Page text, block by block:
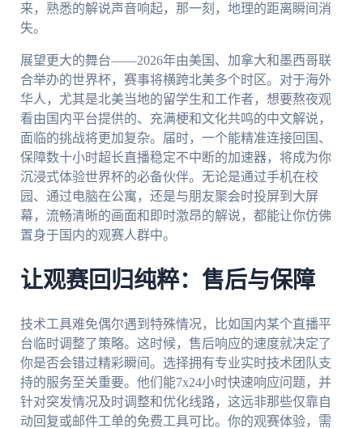
来，熟悉的解说声音响起，那一刻，地理的距离瞬间消
失。
展望更大的舞台——2026年由美国、加拿大和墨西哥联
合举办的世界杯，赛事将横跨北美多个时区。对于海外
华人，尤其是北美当地的留学生和工作者，想要熬夜观
看由国内平台提供的、充满梗和文化共鸣的中文解说，
面临的挑战将更加复杂。届时，一个能精准连接回国、
保障数十小时超长直播稳定不中断的加速器，将成为你
沉浸式体验世界杯的必备伙伴。无论是通过手机在校
园、通过电脑在公寓，还是与朋友聚会时投屏到大屏
幕，流畅清晰的画面和即时激昂的解说，都能让你仿佛
置身于国内的观赛人群中。
让观赛回归纯粹：售后与保障
技术工具难免偶尔遇到特殊情况，比如国内某个直播平
台临时调整了策略。这时候，售后响应的速度就决定了
你是否会错过精彩瞬间。选择拥有专业实时技术团队支
持的服务至关重要。他们能7x24小时快速响应问题，并
针对突发情况及时调整和优化线路，这远非那些仅靠自
动回复或邮件工单的免费工具可比。你的观赛体验，需